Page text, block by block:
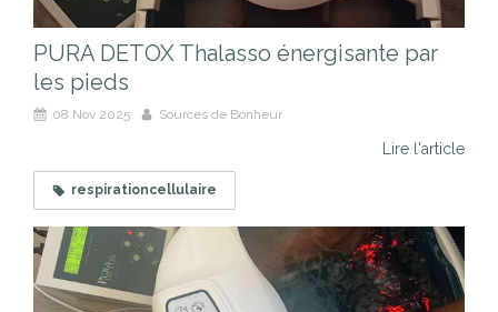
PURA DETOX Thalasso énergisante par
les pieds
08 Nov 2025 Sources de Bonheur
Lire l'article
respirationcellulaire